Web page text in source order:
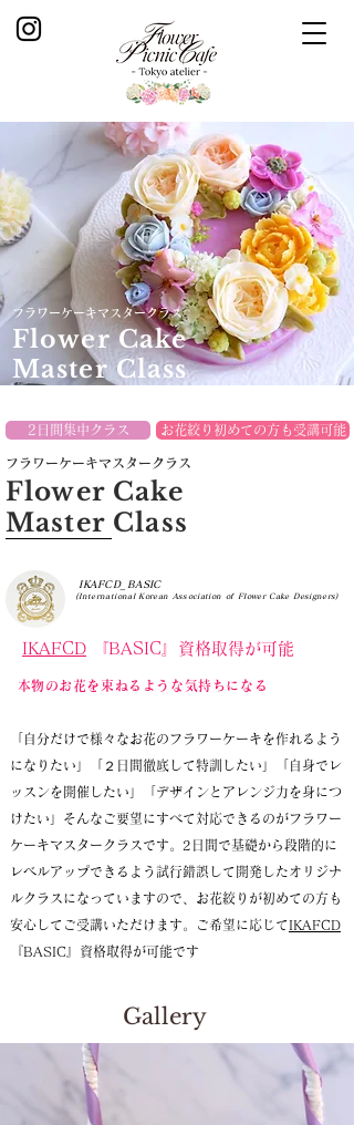
​フラワーケーキマスタークラス
Flower Cake
Master Class
2日間集中クラス お花絞り初めての方も受講可能
​フラワーケーキマスタークラス
Flower Cake
Master Class
IKAFCD_BASIC
(International Korean Association of Flower Cake Designers)
IKAFCD 『BASIC』資格取得が可能
​本物のお花を束ねるような気持ちになる
「自分だけで様々なお花のフラワーケーキを作れるよう
になりたい」「２日間徹底して特訓したい」​​「自身でレ
ッスンを開催したい」「デザインとアレンジ力を身につ
けたい」​そんなご要望にすべて対応できるのがフラワー
ケーキマスタークラスです。2日間で基礎から段階的に
レベルアップできるよう試行錯誤して開発したオリジナ
ルクラスになっていますので、
お花絞りが初めての方も
安心してご受講いただけます。​ご希望に応じてIKAFCD
『BASIC』資格取得が可能です
Gallery